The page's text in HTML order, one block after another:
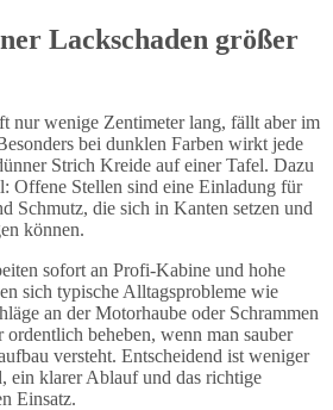
Lackschaden größer
nur wenige Zentimeter lang, fällt aber im
bei dunklen Farben wirkt jede
Strich Kreide auf einer Tafel. Dazu
Offene Stellen sind eine Einladung für
Schmutz, die sich in Kanten setzen und
können.
sofort an Profi-Kabine und hohe
sich typische Alltagsprobleme wie
an der Motorhaube oder Schrammen
ordentlich beheben, wenn man sauber
versteht. Entscheidend ist weniger
ein klarer Ablauf und das richtige
Einsatz.